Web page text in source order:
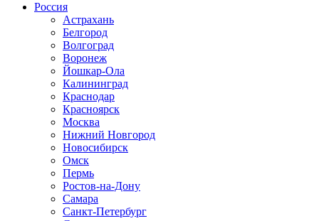
Россия
Астрахань
Белгород
Волгоград
Воронеж
Йошкар-Ола
Калининград
Краснодар
Красноярск
Москва
Нижний Новгород
Новосибирск
Омск
Пермь
Ростов-на-Дону
Самара
Санкт-Петербург